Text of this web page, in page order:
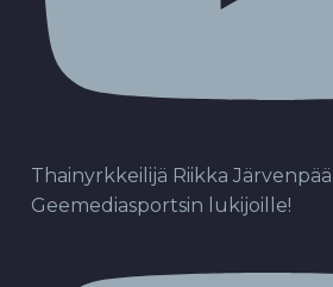
Thainyrkkeilijä Riikka
Geemediasportsin lukijoille!